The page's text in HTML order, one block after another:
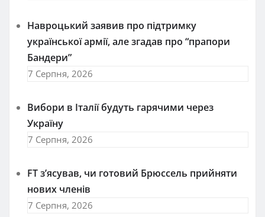
Навроцький заявив про підтримку
української армії, але згадав про “прапори
Бандери”
7 Серпня, 2026
Вибори в Італії будуть гарячими через
Україну
7 Серпня, 2026
FT зʼясував, чи готовий Брюссель прийняти
нових членів
7 Серпня, 2026